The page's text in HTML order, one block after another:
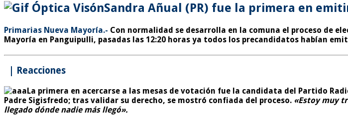
Sandra Añual (PR) fue la primera en
Primarias Nueva Mayoría.- Con normalidad se desarrolla en la comuna el proceso de
Mayoría en Panguipulli, pasadas las 12:20 horas ya todos los precandidatos habían
| Reacciones
La primera en acercarse a las mesas de votación fue la candidata del Partido
Padre Sigisfredo; tras validar su derecho, se mostró confiada del proceso. «Estoy muy
llegado dónde nadie más llegó».